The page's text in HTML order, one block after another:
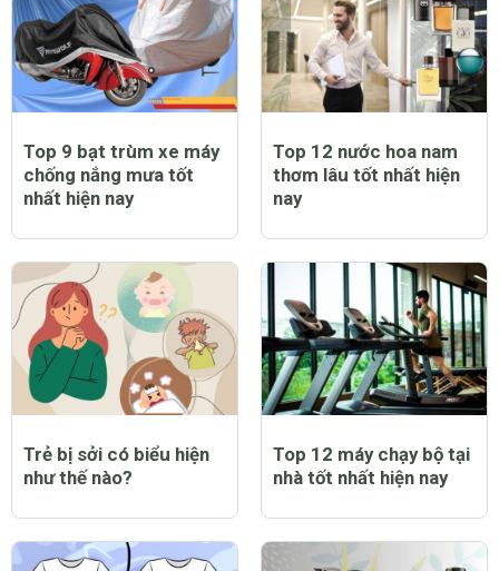
Top 9 bạt trùm xe máy
chống nắng mưa tốt
nhất hiện nay
Top 12 nước hoa nam
thơm lâu tốt nhất hiện
nay
Trẻ bị sởi có biểu hiện
như thế nào?
Top 12 máy chạy bộ tại
nhà tốt nhất hiện nay